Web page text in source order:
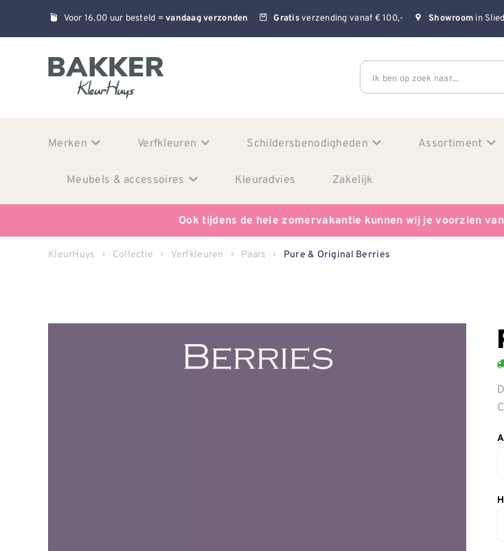
Voor 16.00 uur besteld =vandaag verzonden Gratisverzending vanaf € 100,- Showroom in
Ik ben op zoek naar...
Merken Verfkleuren Schildersbenodigheden Assortiment
Meubels & accessoires Kleuradvies Zakelijk
Ook tijdens de hele zomervakantie kunnen wij je voorzien
KleurHuys Collectie Verfkleuren Paars Pure & Original Berries